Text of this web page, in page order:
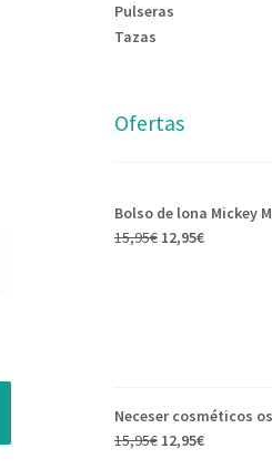
Pulseras
Tazas
Ofertas
Bolso de lona Mickey
15,95€ 12,95€
Neceser cosméticos
15,95€ 12,95€